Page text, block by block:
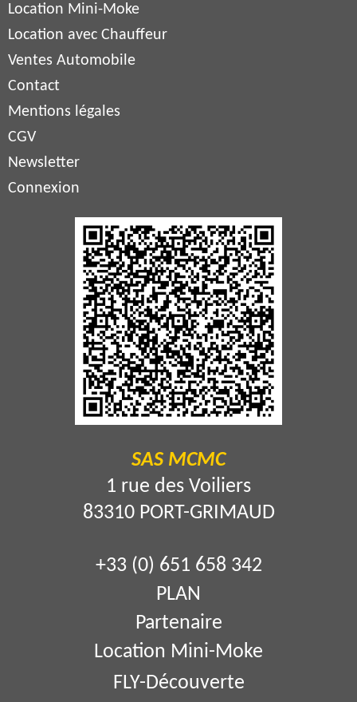
Location Mini-Moke
Location avec Chauffeur
Ventes Automobile
Contact
Mentions légales
CGV
Newsletter
Connexion
SAS MCMC
1 rue des Voiliers
83310 PORT-GRIMAUD
+33 (0) 651 658 342
PLAN
Partenaire
Location Mini-Moke
FLY-Découverte